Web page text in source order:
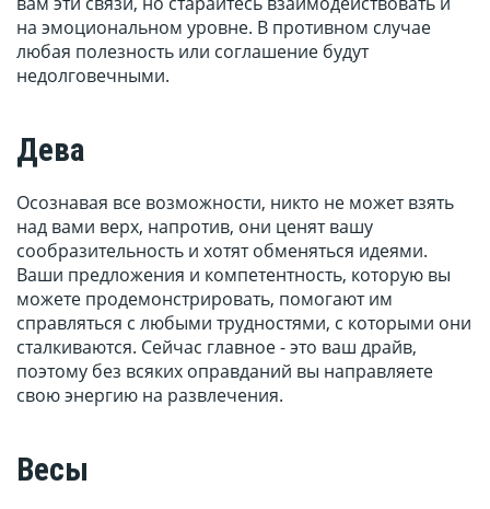
на эмоциональном уровне. В противном случае
любая полезность или соглашение будут
недолговечными.
Дева
Осознавая все возможности, никто не может взять
над вами верх, напротив, они ценят вашу
сообразительность и хотят обменяться идеями.
Ваши предложения и компетентность, которую вы
можете продемонстрировать, помогают им
справляться с любыми трудностями, с которыми они
сталкиваются. Сейчас главное - это ваш драйв,
поэтому без всяких оправданий вы направляете
свою энергию на развлечения.
Весы